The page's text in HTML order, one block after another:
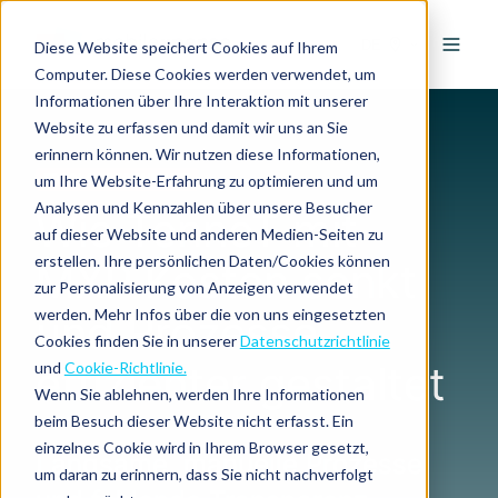
Diese Website speichert Cookies auf Ihrem
Computer. Diese Cookies werden verwendet, um
Informationen über Ihre Interaktion mit unserer
Website zu erfassen und damit wir uns an Sie
erinnern können. Wir nutzen diese Informationen,
um Ihre Website-Erfahrung zu optimieren und um
Analysen und Kennzahlen über unsere Besucher
auf dieser Website und anderen Medien-Seiten zu
erstellen. Ihre persönlichen Daten/Cookies können
zur Personalisierung von Anzeigen verwendet
werden. Mehr Infos über die von uns eingesetzten
Cookies finden Sie in unsererDatenschutzrichtlinie
und Cookie-Richtlinie.
Wenn Sie ablehnen, werden Ihre Informationen
beim Besuch dieser Website nicht erfasst. Ein
einzelnes Cookie wird in Ihrem Browser gesetzt,
um daran zu erinnern, dass Sie nicht nachverfolgt
ERFOLGSGESCHICHTE
Wie TenneT mit
MXP Kosten senkt
und Prozesse
effizienter gestaltet
Langsame, manuelle Prozesse